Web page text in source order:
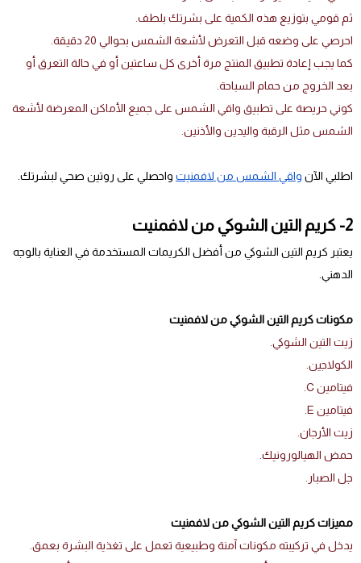
ثم قومي بتوزيع هذه الكمية على بشرتك بلطف.
احرصي على وضعه قبل التعرض لأشعة الشمس بحوالي 20 دقيقة.
كما يجب إعادة تطبيق المنتج مرة أخرى كل ساعتين أو في حالة التعرق أو
بعد الخروج من حمام السباحة.
كوني حريصة على تطبيق واقي الشمس على جميع الأماكن المعرضة لأشعة
الشمس مثل الرقبة واليدين والأذنين.
اطلبي الآن واقي الشمس من لافمنيت واحصلي على روتين صحي لبشرتك.
2- كريم التين الشوكي من لافمنيت
يعتبر كريم التين الشوكي من أفضل الكريمات المستخدمة في العناية بالوجه
الدهني.
مكونات كريم التين الشوكي من لافمنيت
زيت التين الشوكي.
الكولاجين.
فيتامين C.
فيتامين E.
زيت الأرجان.
حمض الهيالورونيك.
جل الصبار.
مميزات كريم التين الشوكي من لافمنيت
يدخل في تركيبته مكونات آمنة وطبيعية تعمل على تغذية البشرة بعمق.